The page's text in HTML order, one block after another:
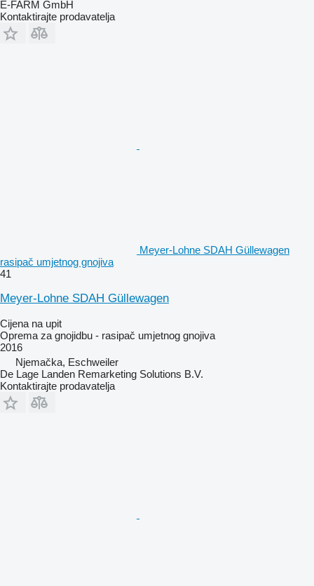
E-FARM GmbH
Kontaktirajte prodavatelja
Meyer-Lohne SDAH Güllewagen
rasipač umjetnog gnojiva
41
Meyer-Lohne SDAH Güllewagen
Cijena na upit
Oprema za gnojidbu - rasipač umjetnog gnojiva
2016
Njemačka, Eschweiler
De Lage Landen Remarketing Solutions B.V.
Kontaktirajte prodavatelja